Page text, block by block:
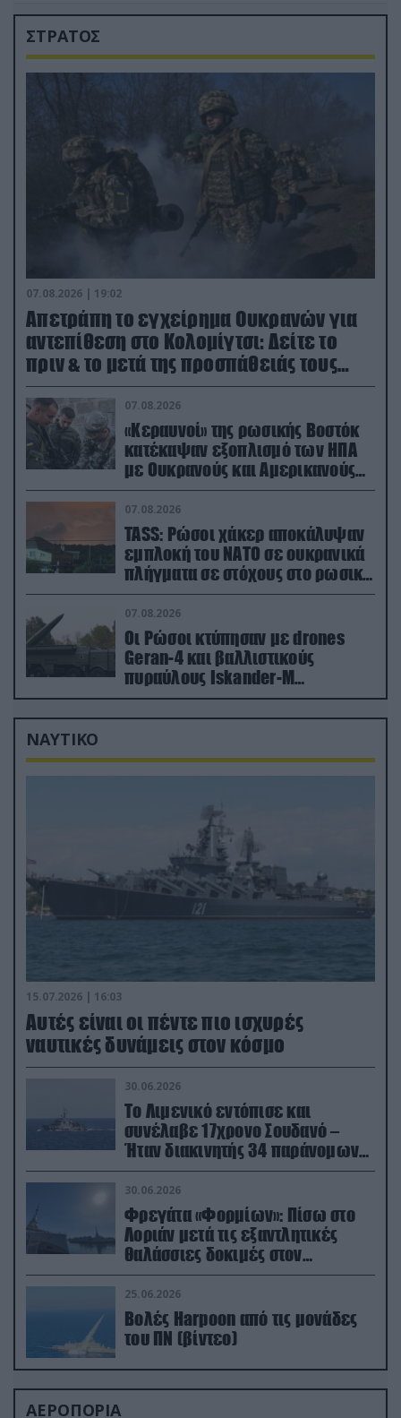
ΣΤΡΑΤΟΣ
07.08.2026 | 19:02
Απετράπη το εγχείρημα Ουκρανών για
αντεπίθεση στο Κολομίγτσι: Δείτε το
πριν & το μετά της προσπάθειάς τους
(βίντεο)
07.08.2026
«Κεραυνοί» της ρωσικής Βοστόκ
κατέκαψαν εξοπλισμό των ΗΠΑ
με Ουκρανούς και Αμερικανούς
μισθοφόρους – Δείτε βίντεο
07.08.2026
TASS: Ρώσοι χάκερ αποκάλυψαν
εμπλοκή του ΝΑΤΟ σε ουκρανικά
πλήγματα σε στόχους στο ρωσικό
έδαφος!
07.08.2026
Οι Ρώσοι κτύπησαν με drones
Geran-4 και βαλλιστικούς
πυραύλους Iskander-M
ουκρανικό τρένο με στρατιωτικό
εξοπλισμό
ΝΑΥΤΙΚΟ
15.07.2026 | 16:03
Aυτές είναι οι πέντε πιο ισχυρές
ναυτικές δυνάμεις στον κόσμο
30.06.2026
Το Λιμενικό εντόπισε και
συνέλαβε 17χρονο Σουδανό –
Ήταν διακινητής 34 παράνομων
μεταναστών
30.06.2026
Φρεγάτα «Φορμίων»: Πίσω στο
Λοριάν μετά τις εξαντλητικές
θαλάσσιες δοκιμές στον
απαιτητικό Βισκαϊκό
25.06.2026
Βολές Harpoon από τις μονάδες
του ΠΝ (βίντεο)
ΑΕΡΟΠΟΡΙΑ